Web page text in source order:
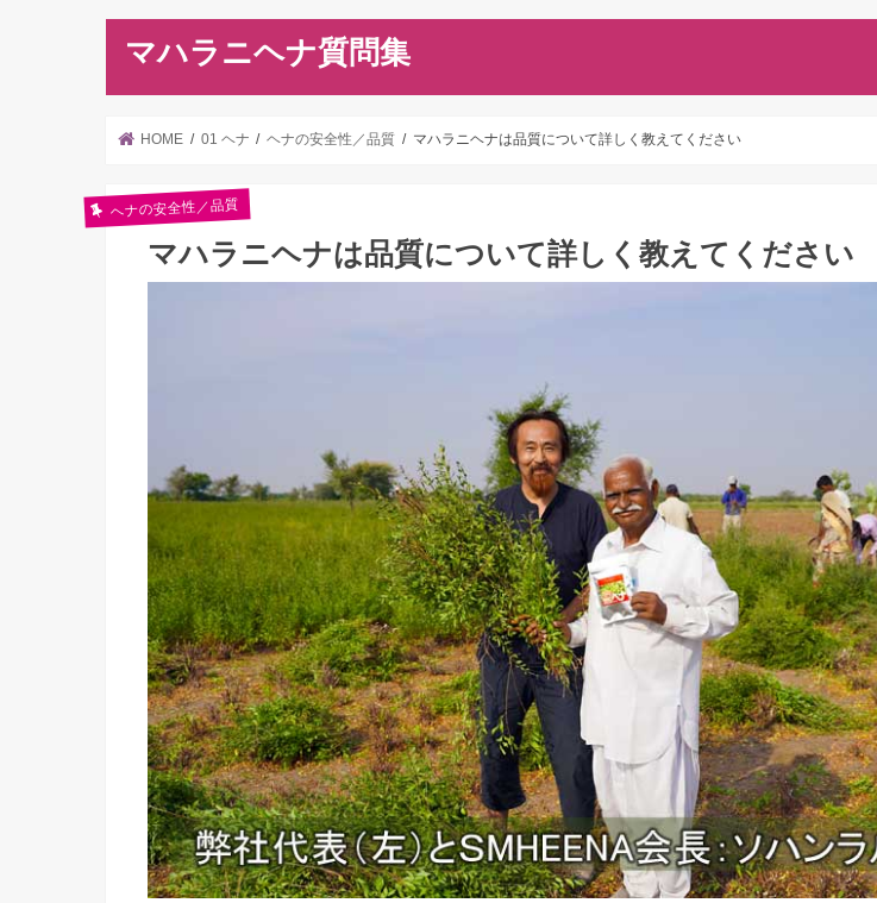
マハラニヘナ質問集
HOME 01 ヘナ ヘナの安全性／品質 マハラニヘナは品質について詳しく教えてください
ヘナの安全性／品質
マハラニヘナは品質について詳しく教えてください